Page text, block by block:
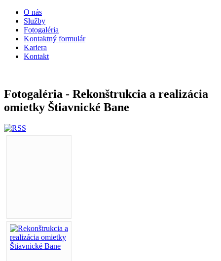
O nás
Služby
Fotogaléria
Kontaktný formulár
Kariera
Kontakt
Fotogaléria - Rekonštrukcia a realizácia
omietky Štiavnické Bane